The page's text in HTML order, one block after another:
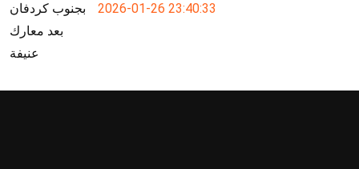
2026-01-26 23:40:33